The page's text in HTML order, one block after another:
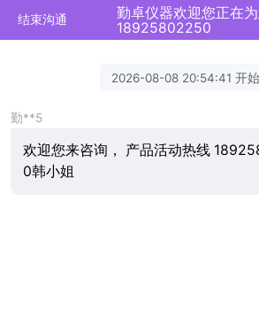
结束沟通
勤卓仪器欢迎您正在
18925802250
2026-08-08 20:54:41 开
勤**5
欢迎您来咨询， 产品活动热线
0韩小姐